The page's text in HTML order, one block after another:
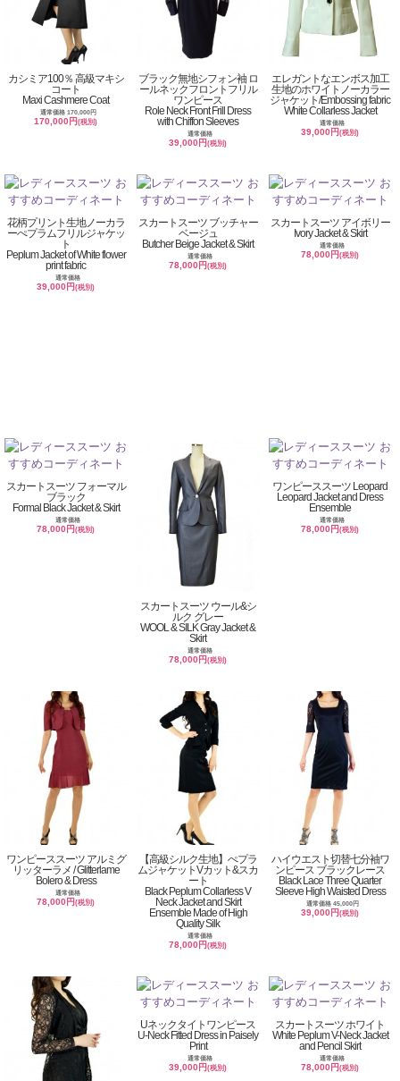
カシミア100％ 高級マキシ
コート
Maxi Cashmere Coat
通常価格 170,000円
170,000円(税別)
ブラック無地シフォン袖 ロ
ールネックフロントフリル
ワンピース
Role Neck Front Frill Dress
with Chiffon Sleeves
通常価格
39,000円(税別)
エレガントなエンボス加工
生地のホワイトノーカラー
ジャケット/Embossing fabric
White Collarless Jacket
通常価格
39,000円(税別)
花柄プリント生地ノーカラ
ーぺプラムフリルジャケッ
ト
Peplum Jacket of White flower
print fabric
通常価格
39,000円(税別)
スカートスーツ ブッチャー
ベージュ
Butcher Beige Jacket & Skirt
通常価格
78,000円(税別)
スカートスーツ アイボリー
Ivory Jacket & Skirt
通常価格
78,000円(税別)
スカートスーツ フォーマル
ブラック
Formal Black Jacket & Skirt
通常価格
78,000円(税別)
スカートスーツ ウール&シ
ルク グレー
WOOL & SILK Gray Jacket &
Skirt
通常価格
78,000円(税別)
ワンピーススーツ Leopard
Leopard Jacket and Dress
Ensemble
通常価格
78,000円(税別)
ワンピーススーツ アルミグ
リッターラメ / Glitterlame
Bolero & Dress
通常価格
78,000円(税別)
【高級シルク生地】ぺプラ
ムジャケットVカット&スカ
ート
Black Peplum Collarless V
Neck Jacket and Skirt
Ensemble Made of High
Quality Silk
通常価格
78,000円(税別)
ハイウエスト切替七分袖ワ
ンピース ブラックレース
Black Lace Three Quarter
Sleeve High Waisted Dress
通常価格 45,000円
39,000円(税別)
Uネックタイトワンピース
U-Neck Fitted Dress in Paisely
Print
通常価格
39,000円(税別)
スカートスーツ ホワイト
White Peplum V-Neck Jacket
and Pencil Skirt
通常価格
78,000円(税別)